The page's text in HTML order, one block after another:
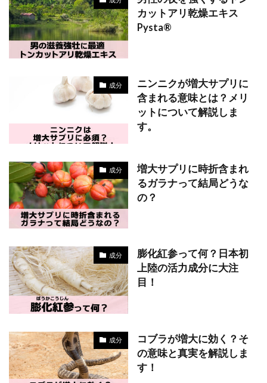
カットアリ乾燥エキス
Pysta®
成分
ニンニクが増大サプリに
含まれる意味とは？メリ
ットについて解説しま
す。
成分
増大サプリに時折含まれ
るガラナって結局どうな
の？
成分
膨化紅参って何？日本初
上陸の活力成分に大注
目！
成分
コブラが増大に効く？そ
の意味と真実を解説しま
す！